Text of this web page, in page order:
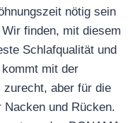
nötig sein
finden, mit diesem
Schlafqualität und
mit der
aber für die
und Rücken.